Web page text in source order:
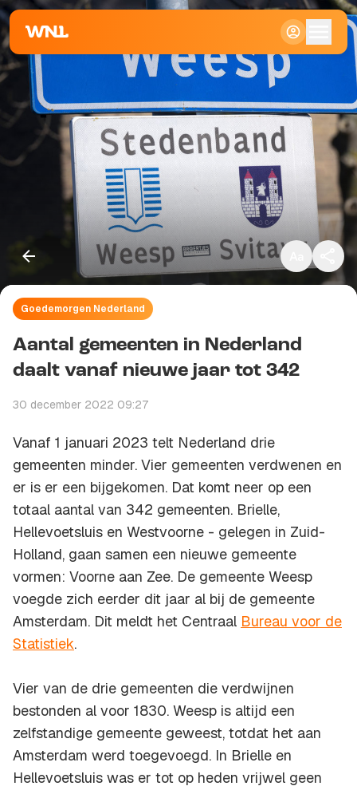
Klein
Standaard
Groot
Goedemorgen Nederland
Aantal gemeenten in Nederland
daalt vanaf nieuwe jaar tot 342
30 december 2022 09:27
Vanaf 1 januari 2023 telt Nederland drie
gemeenten minder. Vier gemeenten verdwenen en
er is er een bijgekomen. Dat komt neer op een
totaal aantal van 342 gemeenten. Brielle,
Hellevoetsluis en Westvoorne - gelegen in Zuid-
Holland, gaan samen een nieuwe gemeente
vormen: Voorne aan Zee. De gemeente Weesp
voegde zich eerder dit jaar al bij de gemeente
Amsterdam. Dit meldt het Centraal Bureau voor de
Statistiek.
Vier van de drie gemeenten die verdwijnen
bestonden al voor 1830. Weesp is altijd een
zelfstandige gemeente geweest, totdat het aan
Amsterdam werd toegevoegd. In Brielle en
Hellevoetsluis was er tot op heden vrijwel geen